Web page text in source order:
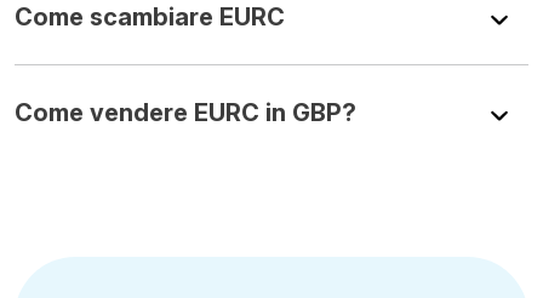
Come scambiare EURC
Come vendere EURC in GBP?